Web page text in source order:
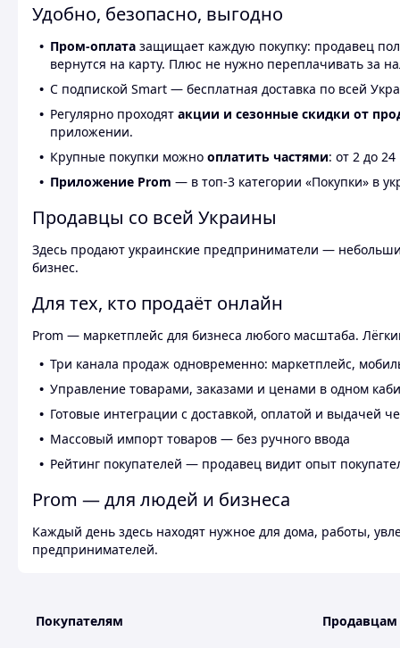
Удобно, безопасно, выгодно
Пром-оплата защищает каждую покупку: продавец
вернутся на карту. Плюс не нужно переплачивать за
С подпиской Smart — бесплатная доставка по всей
Регулярно проходят акции и сезонные скидки от
приложении.
Крупные покупки можно оплатить частями: от 2 до
Приложение Prom — в топ-3 категории «Покупки» в
Продавцы со всей Украины
Здесь продают украинские предприниматели —
бизнес.
Для тех, кто продаёт онлайн
Prom — маркетплейс для бизнеса любого масштаба.
Три канала продаж одновременно: маркетплейс,
Управление товарами, заказами и ценами в одном
Готовые интеграции с доставкой, оплатой и выдачей
Массовый импорт товаров — без ручного ввода
Рейтинг покупателей — продавец видит опыт
Prom — для людей и бизнеса
Каждый день здесь находят нужное для дома, работы,
предпринимателей.
Покупателям Продавцам